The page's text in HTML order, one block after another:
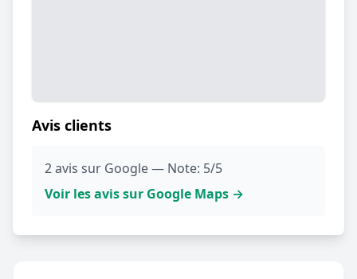
Avis clients
2 avis sur Google — Note: 5/5
Voir les avis sur Google Maps →